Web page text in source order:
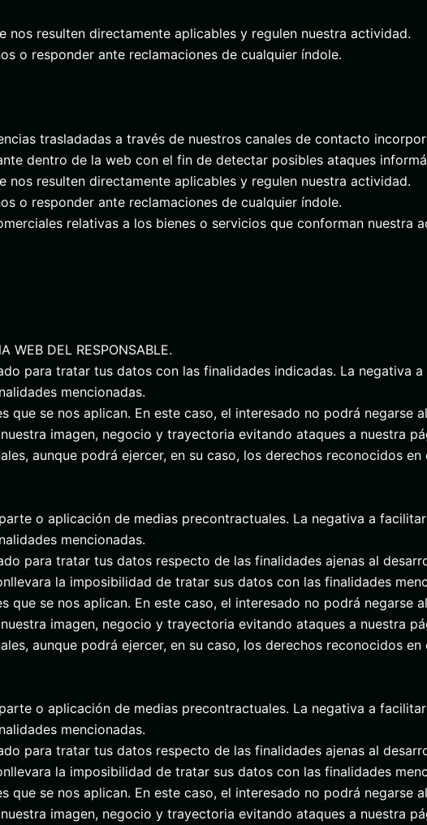
resulten directamente aplicables y regulen nuestra actividad.
o responder ante reclamaciones de cualquier índole.
trasladadas a través de nuestros canales de contacto
dentro de la web con el fin de detectar posibles ataques
resulten directamente aplicables y regulen nuestra actividad.
o responder ante reclamaciones de cualquier índole.
relativas a los bienes o servicios que conforman nuestra
WEB DEL RESPONSABLE.
para tratar tus datos con las finalidades indicadas. La negativa
mencionadas.
se nos aplican. En este caso, el interesado no podrá negarse
imagen, negocio y trayectoria evitando ataques a nuestra
aunque podrá ejercer, en su caso, los derechos reconocidos
o aplicación de medias precontractuales. La negativa a
mencionadas.
para tratar tus datos respecto de las finalidades ajenas al
la imposibilidad de tratar sus datos con las finalidades
se nos aplican. En este caso, el interesado no podrá negarse
imagen, negocio y trayectoria evitando ataques a nuestra
aunque podrá ejercer, en su caso, los derechos reconocidos
o aplicación de medias precontractuales. La negativa a
mencionadas.
para tratar tus datos respecto de las finalidades ajenas al
la imposibilidad de tratar sus datos con las finalidades
se nos aplican. En este caso, el interesado no podrá negarse
imagen, negocio y trayectoria evitando ataques a nuestra